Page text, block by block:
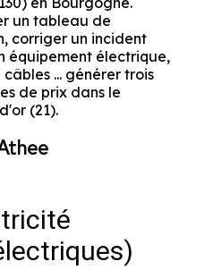
un tableau de
corriger un incident
équipement électrique,
... générer trois
de prix dans le
(21).